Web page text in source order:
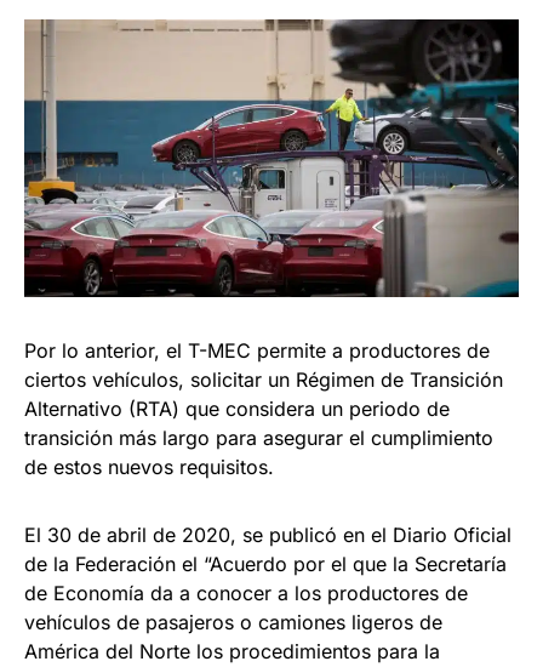
Por lo anterior, el T-MEC permite a productores de
ciertos vehículos, solicitar un Régimen de Transición
Alternativo (RTA) que considera un periodo de
transición más largo para asegurar el cumplimiento
de estos nuevos requisitos.
El 30 de abril de 2020, se publicó en el Diario Oficial
de la Federación el “Acuerdo por el que la Secretaría
de Economía da a conocer a los productores de
vehículos de pasajeros o camiones ligeros de
América del Norte los procedimientos para la